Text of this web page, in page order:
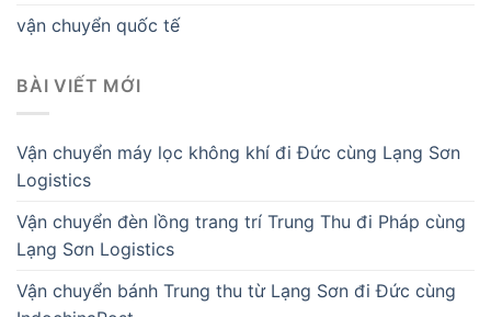
vận chuyển quốc tế
BÀI VIẾT MỚI
Vận chuyển máy lọc không khí đi Đức cùng Lạng Sơn
Logistics
Vận chuyển đèn lồng trang trí Trung Thu đi Pháp cùng
Lạng Sơn Logistics
Vận chuyển bánh Trung thu từ Lạng Sơn đi Đức cùng